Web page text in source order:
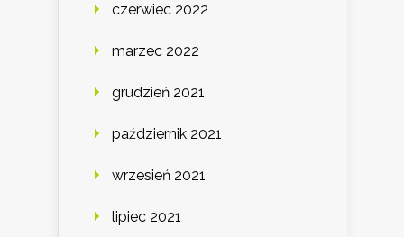
czerwiec 2022
marzec 2022
grudzień 2021
październik 2021
wrzesień 2021
lipiec 2021